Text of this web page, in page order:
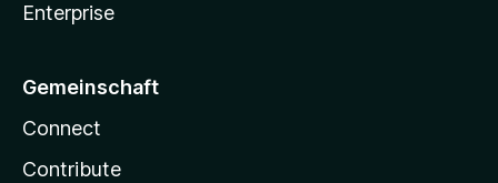
Enterprise
Gemeinschaft
Connect
Contribute